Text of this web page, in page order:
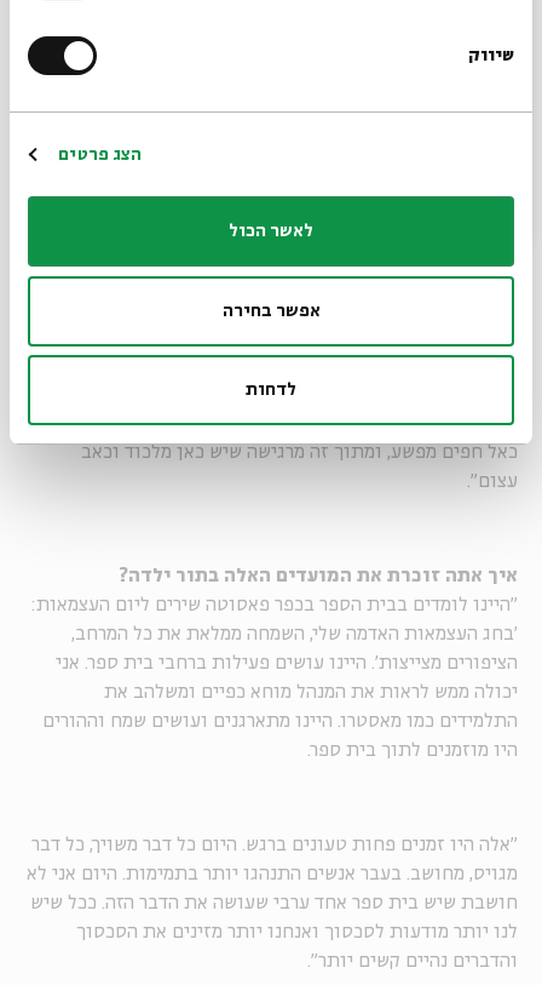
שיווק
הצג פרטים
לאשר הכול
אפשר בחירה
לדחות
בתוך ההוויה שלה. הרגשות שלי מעורבים והרבה יותר צנועים.
הם רגשות של אדם אחד, סובייקט שלא יכול להרגיש את כל
שכל אדם חושב על הקיים. הישראלי והפלסטינאי הם אותו מטבע
"אני מקווה שיקום דור שישבור את המעגל ההרסני הזה. מה עשה
היהודי שהוא חייב לשאת את מסע העוולות שעבר כשהוא בסך
הפלסטינאי רוצה להיות נאהב ולאהוב. אני מרגישה מנוכרת, יש לי
עמדה לא מחויבת לדת, ולא מחויבת למסגרת פוליטית, ואין לי
בנפש מקום שאני שונאת את זה או זה, אני מסתכלת על כולם
כאל חפים מפשע, ומתוך זה מרגישה שיש כאן מלכוד וכאב
עצום".
איך אתה זוכרת את המועדים האלה בתור ילדה?
"היינו לומדים בבית הספר בכפר פאסוטה שירים ליום העצמאות:
'בחג העצמאות האדמה שלי, השמחה ממלאת את כל המרחב,
הציפורים מצייצות'. היינו עושים פעילות ברחבי בית ספר. אני
יכולה ממש לראות את המנהל מוחא כפיים ומשלהב את
התלמידים כמו מאסטרו. היינו מתארגנים ועושים שמח וההורים
היו מוזמנים לתוך בית ספר.
"אלה היו זמנים פחות טעונים ברגש. היום כל דבר משויך, כל דבר
מגויס, מחושב. בעבר אנשים התנהגו יותר בתמימות. היום אני לא
חושבת שיש בית ספר אחד ערבי שעושה את הדבר הזה. ככל שיש
לנו יותר מודעות לסכסוך ואנחנו יותר מזינים את הסכסוך
והדברים נהיים קשים יותר".